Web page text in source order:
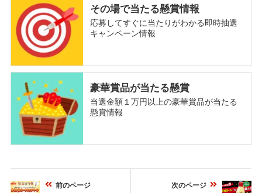
その場で当たる懸賞情報
応募してすぐに当たりがわかる即時抽選
キャンペーン情報
豪華賞品が当たる懸賞
当選金額１万円以上の豪華賞品が当たる
懸賞情報
前のページ 次のページ